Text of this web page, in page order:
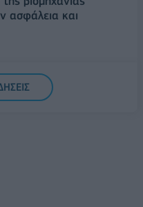
ασφάλεια και
στο ζήτημα των
στις χρονοβόρες